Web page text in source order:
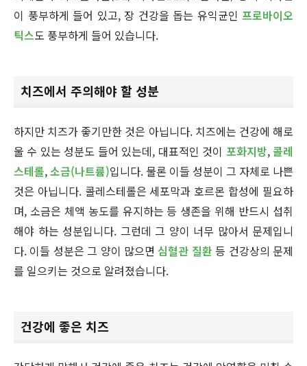
이 풍부하게 들어 있고, 장 건강을 돕는 유익균인 프로바이오
틱스도 풍부하게 들어 있습니다.
치즈에서 주의해야 할 성분
하지만 치즈가 좋기만한 것은 아닙니다. 치즈에는 건강에 해로
울 수 있는 성분도 들어 있는데, 대표적인 것이 포화지방, 콜레
스테롤,소금(나트륨)입니다. 물론 이들 성분이 그 자체로 나쁜
것은 아닙니다. 콜레스테롤은 세포막과 호르몬 합성에 필요하
며, 소금은 체액 농도를 유지하는 등 생존을 위해 반드시 섭취
해야 하는 성분입니다. 그런데 그 양이 너무 많아서 문제입니
다. 이들 성분은 그 양이 많으면 심혈관 질환 등 건강상의 문제
를 일으키는 것으로 알려졌습니다.
건강에 좋은 치즈